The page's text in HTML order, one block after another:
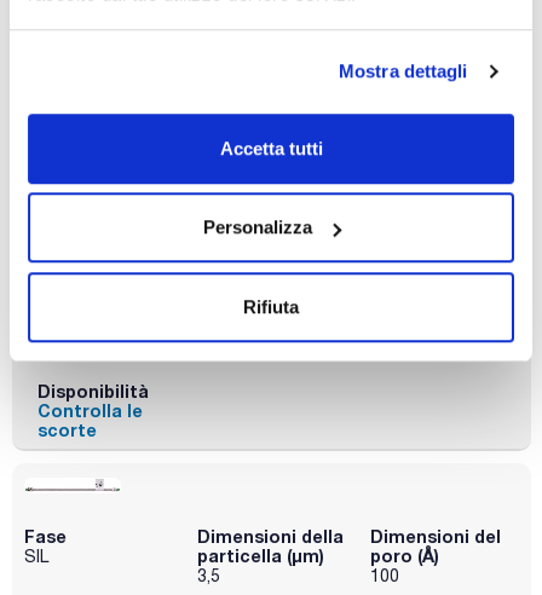
Mostra dettagli
Accetta tutti
Personalizza
Rifiuta
Controlla le
SIL
Dimensioni della
particella (μm)
5
poro (Å)
100
150
interno (mm)
1
070B53Y801
x u.
Acquista
Disponibilità
Controlla le
scorte
Fase
SIL
Dimensioni della
particella (μm)
3,5
Dimensioni del
poro (Å)
100